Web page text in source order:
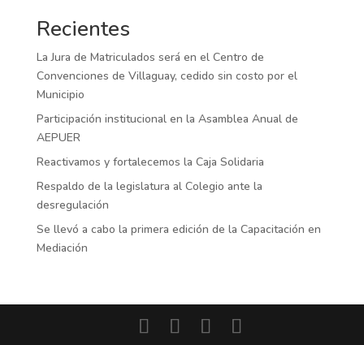
Recientes
La Jura de Matriculados será en el Centro de
Convenciones de Villaguay, cedido sin costo por el
Municipio
Participación institucional en la Asamblea Anual de
AEPUER
Reactivamos y fortalecemos la Caja Solidaria
Respaldo de la legislatura al Colegio ante la
desregulación
Se llevó a cabo la primera edición de la Capacitación en
Mediación